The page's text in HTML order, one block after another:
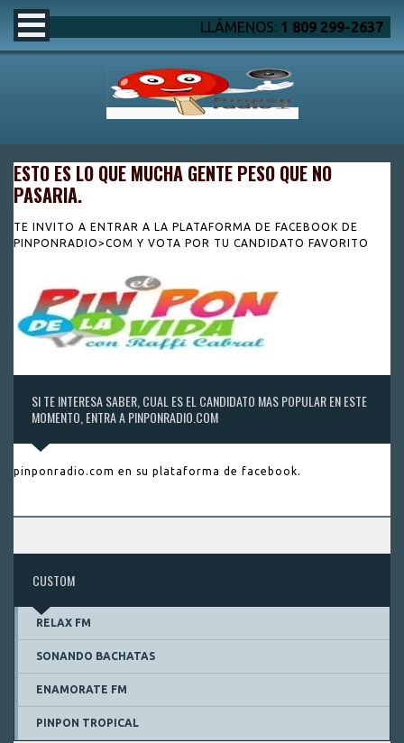
LLÁMENOS: 1 809 299-2637
ESTO ES LO QUE MUCHA GENTE PESO QUE NO
PASARIA.
TE INVITO A ENTRAR A LA PLATAFORMA DE FACEBOOK DE
PINPONRADIO>COM Y VOTA POR TU CANDIDATO FAVORITO
SI TE INTERESA SABER, CUAL ES EL CANDIDATO MAS POPULAR EN ESTE
MOMENTO, ENTRA A PINPONRADIO.COM
pinponradio.com en su plataforma de facebook.
CUSTOM
RELAX FM
SONANDO BACHATAS
ENAMORATE FM
PINPON TROPICAL